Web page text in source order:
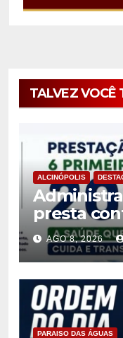
TALVEZ VOCÊ
ALCINÓPOLIS
presta
semestre
AGO 8, 2026
PARAISO DAS ÁGUAS